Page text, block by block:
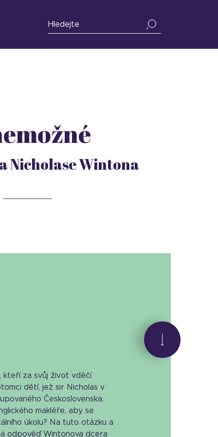
Nicholase Wintona
kteří za svůj život vděčí
dětí, jež sir Nicholas v
Československa.
makléře, aby se
úkolu? Na tuto otázku a
odpověď Wintonova dcera